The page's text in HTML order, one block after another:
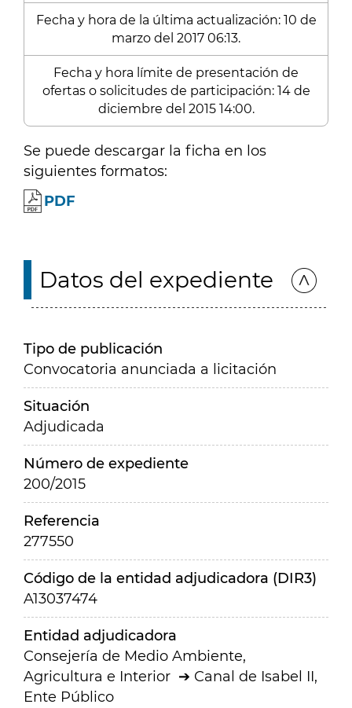
Fecha y hora de la última actualización: 10 de
marzo del 2017 06:13.
Fecha y hora límite de presentación de
ofertas o solicitudes de participación: 14 de
diciembre del 2015 14:00.
Se puede descargar la ficha en los
siguientes formatos:
PDF
Datos del expediente
Tipo de publicación
Convocatoria anunciada a licitación
Situación
Adjudicada
Número de expediente
200/2015
Referencia
277550
Código de la entidad adjudicadora (DIR3)
A13037474
Entidad adjudicadora
Consejería de Medio Ambiente,
Agricultura e Interior
Canal de Isabel II,
Ente Público